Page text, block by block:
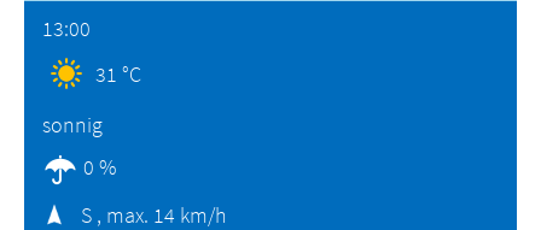
13:00
31 °C
sonnig
0 %
S , max. 14 km/h